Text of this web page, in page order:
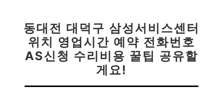
동대전 대덕구 삼성서비스센터
위치 영업시간 예약 전화번호
AS신청 수리비용 꿀팁 공유할
게요!